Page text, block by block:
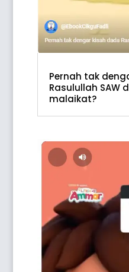
Pernah tak
Rasulullah SAW
malaikat?